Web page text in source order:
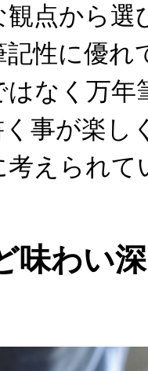
観点から選
性に優れ
なく万年
事が楽し
えられて
味わい